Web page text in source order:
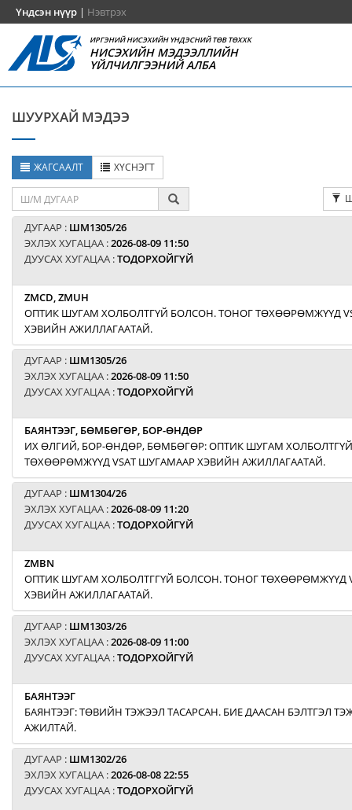
Үндсэн нүүр | Нэвтрэх
ИРГЭНИЙ НИСЭХИЙН ҮНДЭСНИЙ ТӨВ ТӨХХК
НИСЭХИЙН МЭДЭЭЛЛИЙН
ҮЙЛЧИЛГЭЭНИЙ АЛБА
ШУУРХАЙ МЭДЭЭ
ЖАГСААЛТ ХҮСНЭГТ
ДУГААР : ШМ1305/26
ЭХЛЭХ ХУГАЦАА :2026-08-09 11:50
ДУУСАХ ХУГАЦАА :ТОДОРХОЙГҮЙ
ZMCD, ZMUH
ОПТИК ШУГАМ ХОЛБОЛТГҮЙ БОЛСОН. ТОНОГ ТӨХӨӨРӨМЖҮҮД
ХЭВИЙН АЖИЛЛАГААТАЙ.
ДУГААР : ШМ1305/26
ЭХЛЭХ ХУГАЦАА :2026-08-09 11:50
ДУУСАХ ХУГАЦАА :ТОДОРХОЙГҮЙ
БАЯНТЭЭГ, БӨМБӨГӨР, БОР-ӨНДӨР
ИХ ӨЛГИЙ, БОР-ӨНДӨР, БӨМБӨГӨР: ОПТИК ШУГАМ
ТӨХӨӨРӨМЖҮҮД VSAT ШУГАМААР ХЭВИЙН АЖИЛЛАГААТАЙ.
ДУГААР : ШМ1304/26
ЭХЛЭХ ХУГАЦАА :2026-08-09 11:20
ДУУСАХ ХУГАЦАА :ТОДОРХОЙГҮЙ
ZMBN
ОПТИК ШУГАМ ХОЛБОЛТГГҮЙ БОЛСОН. ТОНОГ ТӨХӨӨРӨМЖҮҮД
ХЭВИЙН АЖИЛЛАГААТАЙ.
ДУГААР : ШМ1303/26
ЭХЛЭХ ХУГАЦАА :2026-08-09 11:00
ДУУСАХ ХУГАЦАА :ТОДОРХОЙГҮЙ
БАЯНТЭЭГ
БАЯНТЭЭГ: ТӨВИЙН ТЭЖЭЭЛ ТАСАРСАН. БИЕ ДААСАН БЭЛТГЭЛ
АЖИЛТАЙ.
ДУГААР : ШМ1302/26
ЭХЛЭХ ХУГАЦАА :2026-08-08 22:55
ДУУСАХ ХУГАЦАА :ТОДОРХОЙГҮЙ